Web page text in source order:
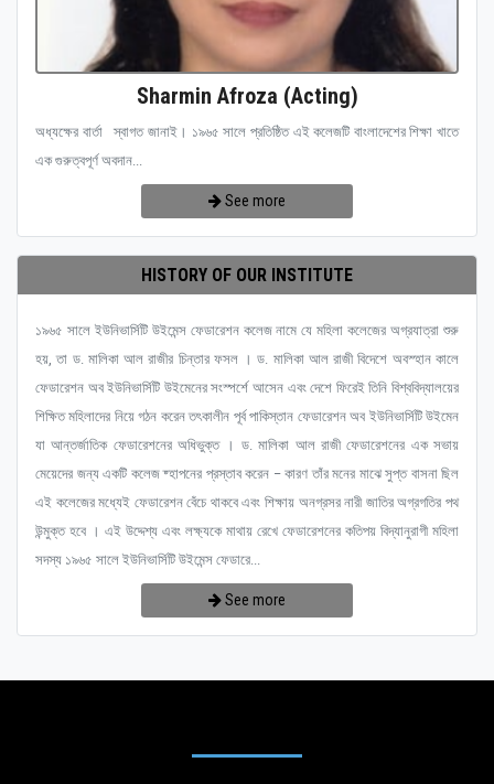
Sharmin Afroza (Acting)
অধ্যক্ষের বার্তা স্বাগত জানাই। ১৯৬৫ সালে প্রতিষ্ঠিত এই কলেজটি বাংলাদেশের শিক্ষা খাতে
এক গুরুত্বপূর্ণ অবদান...
See more
HISTORY OF OUR INSTITUTE
১৯৬৫ সালে ইউনিভার্সিটি উইমেন্স ফেডারেশন কলেজ নামে যে মহিলা কলেজের অগ্রযাত্রা শুরু
হয়, তা ড. মালিকা আল রাজীর চিন্তার ফসল । ড. মালিকা আল রাজী বিদেশে অবস্হান কালে
ফেডারেশন অব ইউনিভার্সিটি উইমেনের সংস্পর্শে আসেন এবং দেশে ফিরেই তিনি বিশ্ববিদ্যালয়ের
শিক্ষিত মহিলাদের নিয়ে গঠন করেন তৎকালীন পূর্ব পাকিস্তান ফেডারেশন অব ইউনিভার্সিটি উইমেন
যা আন্তর্জাতিক ফেডারেশনের অধিভুক্ত । ড. মালিকা আল রাজী ফেডারেশনের এক সভায়
মেয়েদের জন্য একটি কলেজ ষ্হাপনের প্রস্তাব করেন – কারণ তাঁর মনের মাঝে সুপ্ত বাসনা ছিল
এই কলেজের মধ্যেই ফেডারেশন বেঁচে থাকবে এবং শিক্ষায় অনগ্রসর নারী জাতির অগ্রগতির পথ
উন্মুক্ত হবে । এই উদ্দেশ্য এবং লক্ষ্যকে মাথায় রেখে ফেডারেশনের কতিপয় বিদ্যানুরাগী মহিলা
সদস্য ১৯৬৫ সালে ইউনিভার্সিটি উইমেন্স ফেডারে...
See more